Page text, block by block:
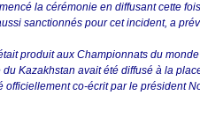
la cérémonie en diffusant cette
sanctionnés pour cet incident, a
produit aux Championnats du
Kazakhstan avait été diffusé à la
officiellement co-écrit par le président